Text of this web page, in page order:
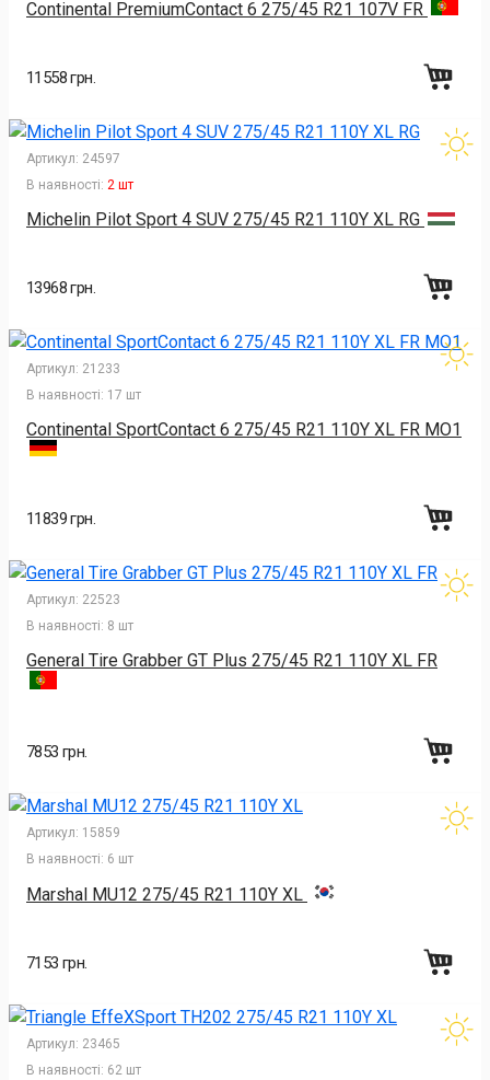
Continental PremiumContact 6 275/45 R21 107V FR
11558 грн.
Артикул: 24597
В наявності: 2 шт
Michelin Pilot Sport 4 SUV 275/45 R21 110Y XL RG
13968 грн.
Артикул: 21233
В наявності: 17 шт
Continental SportContact 6 275/45 R21 110Y XL FR MO1
11839 грн.
Артикул: 22523
В наявності: 8 шт
General Tire Grabber GT Plus 275/45 R21 110Y XL FR
7853 грн.
Артикул: 15859
В наявності: 6 шт
Marshal MU12 275/45 R21 110Y XL
7153 грн.
Артикул: 23465
В наявності: 62 шт